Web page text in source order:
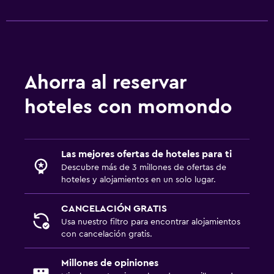
Estacionamiento privado
Aire libre
Zona de trabajo
Escritorio
Ahorra al reservar
hoteles con momondo
Las mejores ofertas de hoteles para ti
Descubre más de 3 millones de ofertas de
hoteles y alojamientos en un solo lugar.
CANCELACIÓN GRATIS
Usa nuestro filtro para encontrar alojamientos
con cancelación gratis.
Millones de opiniones